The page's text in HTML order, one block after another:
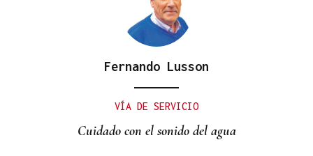
El PSOE garantiza que Felipe VI visitará Ceuta
Fernando Lusson
VÍA DE SERVICIO
Cuidado con el sonido del agua